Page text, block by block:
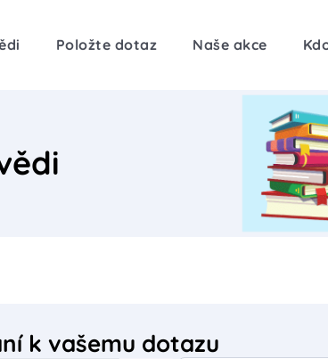
Položte dotaz Naše akce
k vašemu dotazu